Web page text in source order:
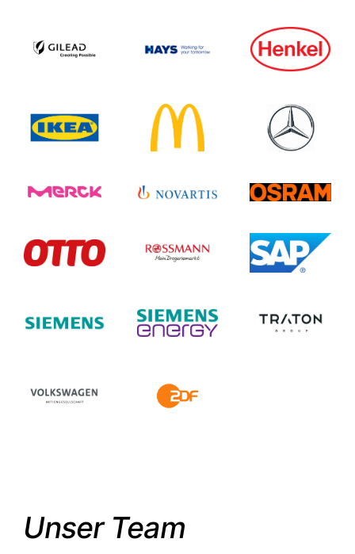
Unser Team